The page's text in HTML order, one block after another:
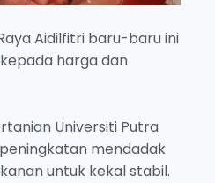
Aidilfitri baru-baru ini
harga dan
Universiti Putra
peningkatan mendadak
untuk kekal stabil.